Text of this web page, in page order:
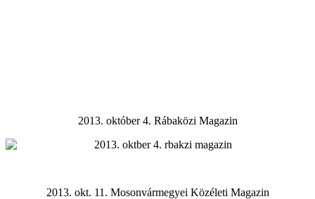
2013. október 4. Rábaközi Magazin
2013. okt. 11. Mosonvármegyei Közéleti Magazin